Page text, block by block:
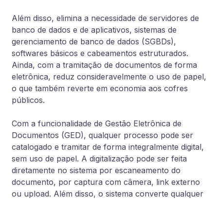
Além disso, elimina a necessidade de servidores de
banco de dados e de aplicativos, sistemas de
gerenciamento de banco de dados (SGBDs),
softwares básicos e cabeamentos estruturados.
Ainda, com a tramitação de documentos de forma
eletrônica, reduz consideravelmente o uso de papel,
o que também reverte em economia aos cofres
públicos.
Com a funcionalidade de Gestão Eletrônica de
Documentos (GED), qualquer processo pode ser
catalogado e tramitar de forma integralmente digital,
sem uso de papel. A digitalização pode ser feita
diretamente no sistema por escaneamento do
documento, por captura com câmera, link externo
ou upload. Além disso, o sistema converte qualquer